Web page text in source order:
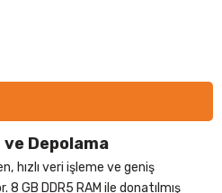
Depolama
hızlı veri işleme ve geniş
GB DDR5 RAM ile donatılmış